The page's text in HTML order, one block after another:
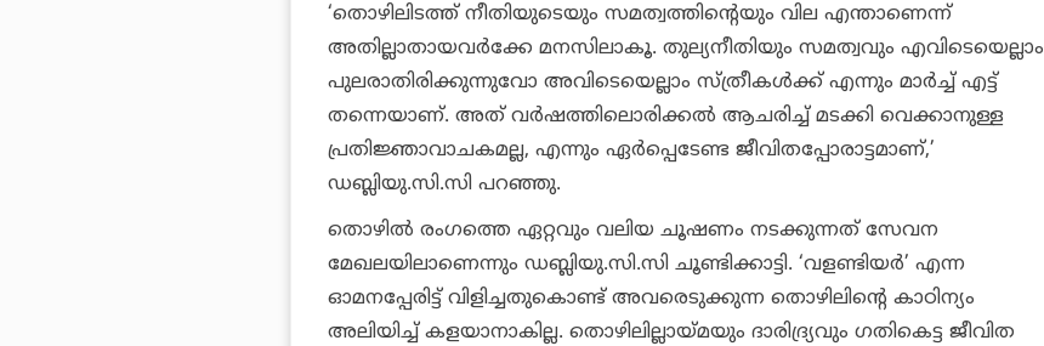
‘തൊഴിലിടത്ത് നീതിയുടെയും സമത്വത്തിന്റെയും വില എന്താണെന്ന്
അതില്ലാതായവര്‍ക്കേ മനസിലാകൂ. തുല്യനീതിയും സമത്വവും എവിടെയെല്ലാം
പുലരാതിരിക്കുന്നുവോ അവിടെയെല്ലാം സ്ത്രീകള്‍ക്ക് എന്നും മാര്‍ച്ച് എട്ട്
തന്നെയാണ്. അത് വര്‍ഷത്തിലൊരിക്കല്‍ ആചരിച്ച് മടക്കി വെക്കാനുള്ള
പ്രതിജ്ഞാവാചകമല്ല, എന്നും ഏര്‍പ്പെടേണ്ട ജീവിതപ്പോരാട്ടമാണ്,’
ഡബ്ലിയു.സി.സി പറഞ്ഞു.
തൊഴില്‍ രംഗത്തെ ഏറ്റവും വലിയ ചൂഷണം നടക്കുന്നത് സേവന
മേഖലയിലാണെന്നും ഡബ്ലിയു.സി.സി ചൂണ്ടിക്കാട്ടി. ‘വളണ്ടിയര്‍’ എന്ന
ഓമനപ്പേരിട്ട് വിളിച്ചതുകൊണ്ട് അവരെടുക്കുന്ന തൊഴിലിന്റെ കാഠിന്യം
അലിയിച്ച് കളയാനാകില്ല. തൊഴിലില്ലായ്മയും ദാരിദ്ര്യവും ഗതികെട്ട ജീവിത